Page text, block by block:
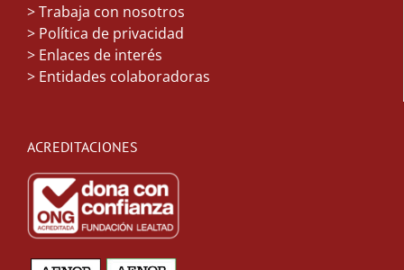
>Trabaja con nosotros
> Política de privacidad
> Enlaces de interés
> Entidades colaboradoras
ACREDITACIONES